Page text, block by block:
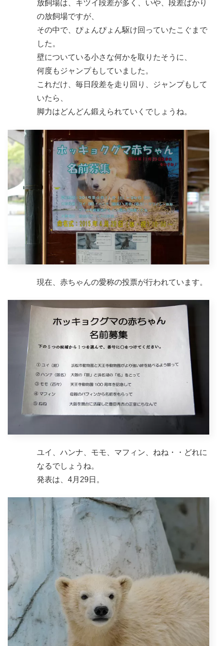
放飼場は、キツイ段差が多く、いや、段差ばかり
の放飼場ですが、
その中で、ぴょんぴょん駆け回っていたこぐまで
した。
壁についている小さな何かを取りたそうに、
何度もジャンプもしていました。
これだけ、毎日段差を走り回り、ジャンプもして
いたら、
脚力はどんどん鍛えられていくでしょうね。
現在、赤ちゃんの愛称の投票が行われています。
ユイ、ハンナ、モモ、マフィン、ねね・・どれに
なるでしょうね。
発表は、4月29日。